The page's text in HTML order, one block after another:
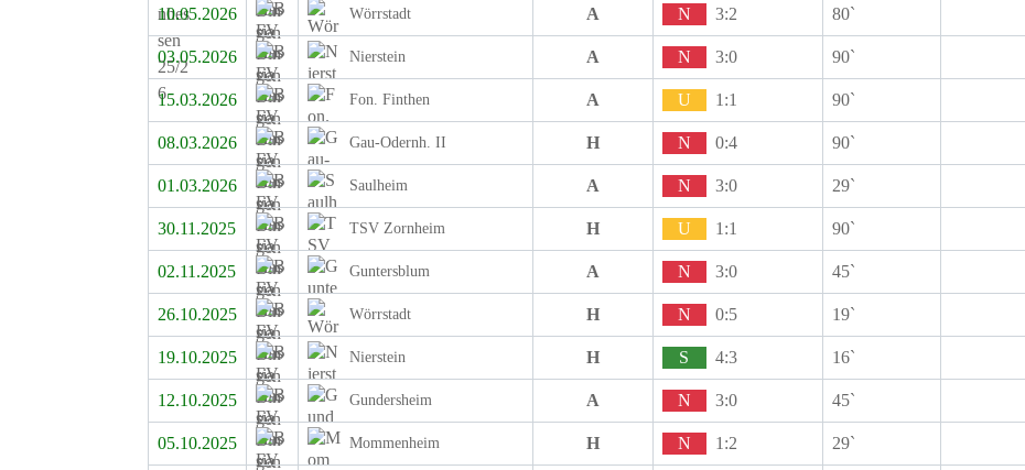
10.05.2026 Wörrstadt A N 3:2 80`
03.05.2026 Nierstein A N 3:0 90`
15.03.2026 Fon. Finthen A U 1:1 90`
08.03.2026 Gau-Odernh. II H N 0:4 90`
01.03.2026 Saulheim A N 3:0 29`
30.11.2025 TSV Zornheim H U 1:1 90`
02.11.2025 Guntersblum A N 3:0 45`
26.10.2025 Wörrstadt H N 0:5 19`
19.10.2025 Nierstein H S 4:3 16`
12.10.2025 Gundersheim A N 3:0 45`
05.10.2025 Mommenheim H N 1:2 29`